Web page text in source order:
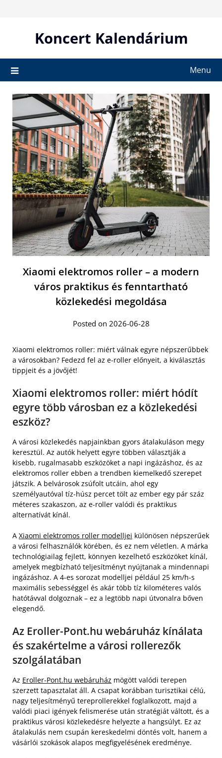
Koncert Kalendárium
Menu
Xiaomi elektromos roller – a modern
város praktikus és fenntartható
közlekedési megoldása
Posted on 2026-06-28
Xiaomi elektromos roller: miért válnak egyre népszerűbbek
a városokban? Fedezd fel az e-roller előnyeit, a kiválasztás
tippjeit és a jövőjét!
Xiaomi elektromos roller: miért hódít
egyre több városban ez a közlekedési
eszköz?
A városi közlekedés napjainkban gyors átalakuláson megy
keresztül. Az autók helyett egyre többen választják a
kisebb, rugalmasabb eszközöket a napi ingázáshoz, és az
elektromos roller ebben a trendben kiemelkedő szerepet
játszik. A belvárosok zsúfolt utcáin, ahol egy
személyautóval tíz-húsz percet tölt az ember egy pár száz
méteres szakaszon, az e-roller valódi és praktikus
alternatívát kínál.
A Xiaomi elektromos roller modelljei különösen népszerűek
a városi felhasználók körében, és ez nem véletlen. A márka
technológiailag fejlett, könnyen kezelhető eszközöket kínál,
amelyek megbízható teljesítményt nyújtanak a mindennapi
ingázáshoz. A 4-es sorozat modelljei például 25 km/h-s
maximális sebességgel és akár több tíz kilométeres valós
hatótávval dolgoznak – ez a legtöbb napi útvonalra bőven
elegendő.
Az Eroller-Pont.hu webáruház kínálata
és szakértelme a városi rollerezők
szolgálatában
Az Eroller-Pont.hu webáruház mögött valódi terepen
szerzett tapasztalat áll. A csapat korábban turisztikai célú,
nagy teljesítményű tereprollerekkel foglalkozott, majd a
valódi piaci igények felismerése után stratégiát váltott, és a
praktikus városi közlekedésre helyezte a hangsúlyt. Ez az
átalakulás nem csupán kereskedelmi döntés volt, hanem a
vásárlói szokások alapos megfigyelésének eredménye.